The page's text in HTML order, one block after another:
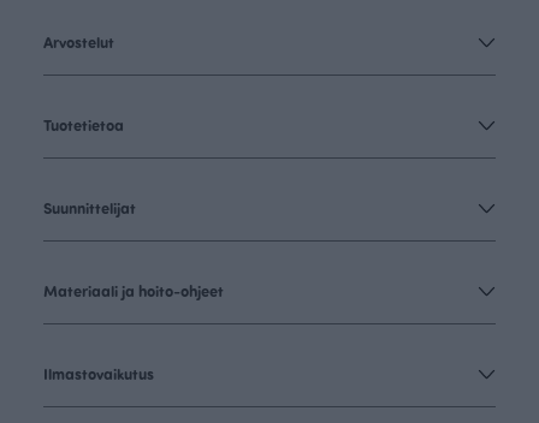
Arvostelut
Tuotetietoa
Suunnittelijat
Materiaali ja hoito-ohjeet
Ilmastovaikutus